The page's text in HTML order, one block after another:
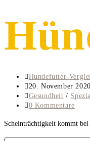
Beitrags-
Autor:
Hundefutter-
Beitrag
veröffentlicht:
20. November 2020
Beitrags-
Kategorie:
Gesundheit /
Beitrags-
0 Kommentare
Scheinträchtigkeit kommt bei